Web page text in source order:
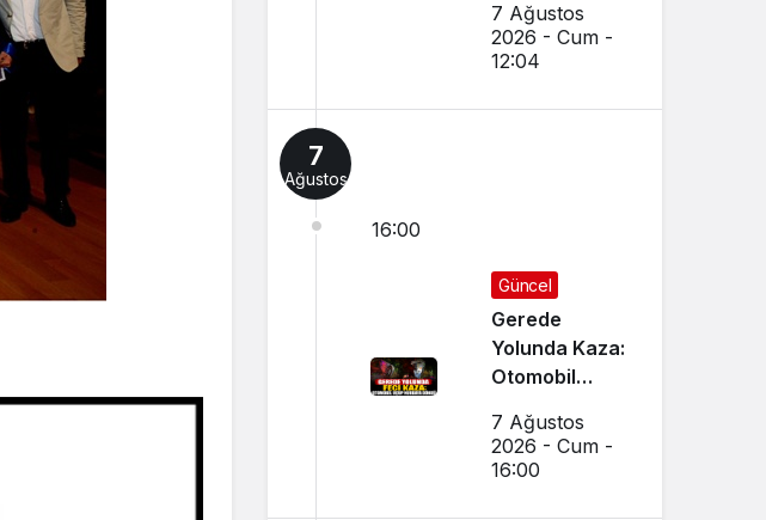
7 Ağustos
2026 - Cum -
12:04
7
Ağustos
16:00
Güncel
Gerede
Yolunda Kaza:
Otomobil
Hurdaya
Döndü
7 Ağustos
2026 - Cum -
16:00